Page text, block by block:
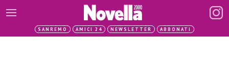
SANREMO AMICI 24 NEWSLETTER ABBONATI